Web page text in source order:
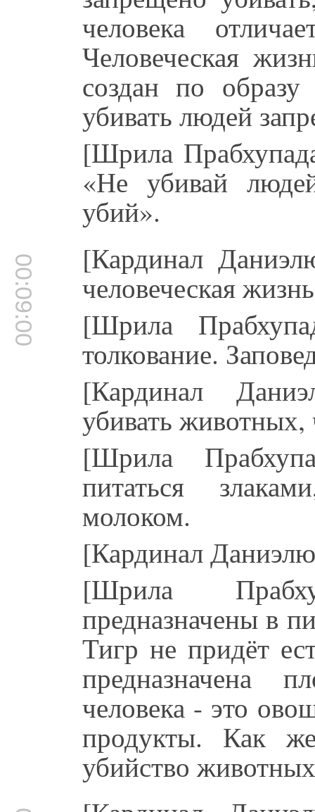
человека
Человеческая
создан по
убивать людей
[Шрила
«Не убивай
убий».
00:09:00 [Кардинал
человеческая
[Шрила
толкование.
[Кардинал
убивать животных,
[Шрила
питаться
молоком.
[Кардинал
[Шрила
предназначены в
Тигр не придёт
предназначена
человека - это
продукты. Как
убийство